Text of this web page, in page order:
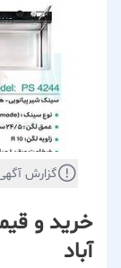
گزارش
خرید و
آباد